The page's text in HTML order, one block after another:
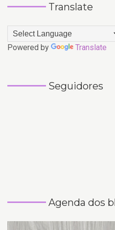
Translate
Powered by Translate
Seguidores
Agenda dos